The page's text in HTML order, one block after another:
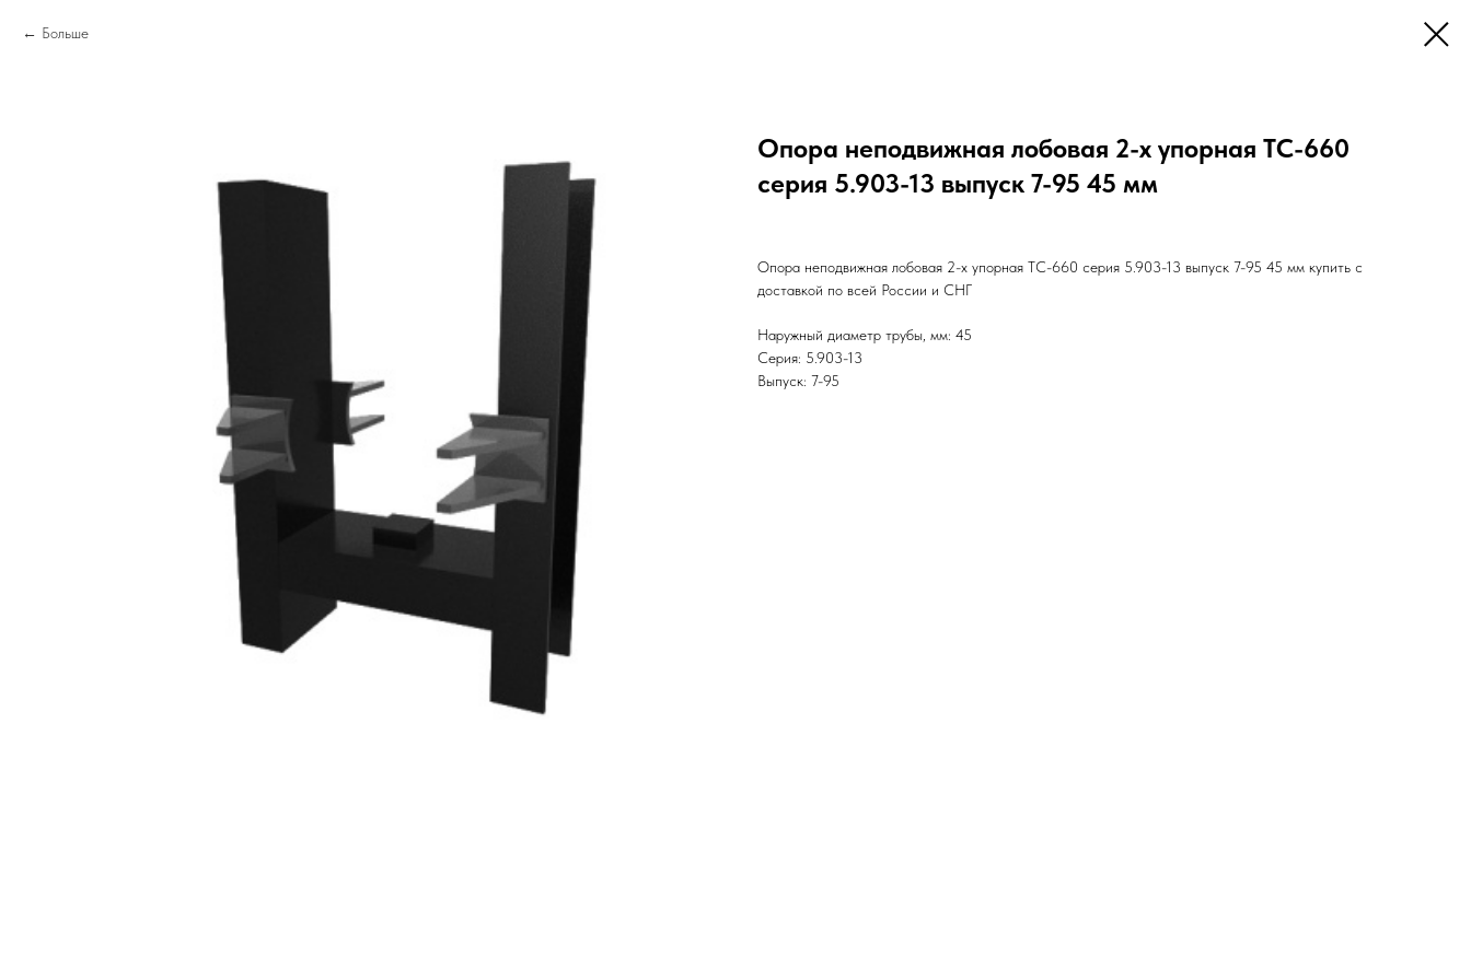
Больше
Опора неподвижная лобовая 2-х упорная ТС-660
серия 5.903-13 выпуск 7-95 45 мм
Опора неподвижная лобовая 2-х упорная ТС-660 серия 5.903-13 выпуск 7-95 45 мм купить с
доставкой по всей России и СНГ
Наружный диаметр трубы, мм: 45
Серия: 5.903-13
Выпуск: 7-95